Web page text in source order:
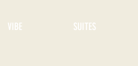
VIBE SUITES